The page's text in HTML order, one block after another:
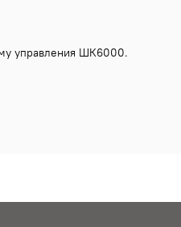
управления ШК6000.